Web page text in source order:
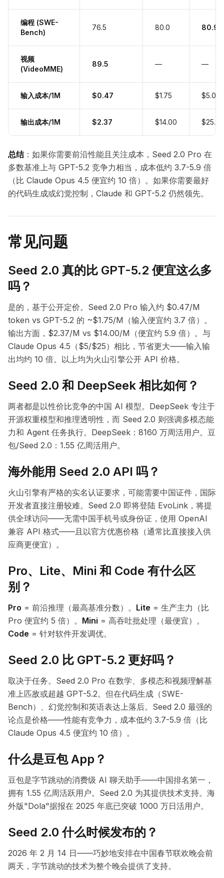
编程 (SWE-
Bench)
76.5 80.0 80.9
视频
(VideoMME)
89.5 — —
输入成本/1M $0.47 $1.75 $5.00
输出成本/1M $2.37 $14.00 $25.00
总结：如果你需要前沿性能且关注成本，Seed 2.0 Pro 在
多数基准上与 GPT-5.2 竞争力相当，成本低约 3.7-5.9 倍
（比 Claude Opus 4.5 便宜约 10 倍）。如果你需要最好
的代码生成或幻觉控制，Claude 和 GPT-5.2 仍然领先。
常见问题
Seed 2.0 真的比 GPT-5.2 便宜这么多
吗？
是的，基于公开定价。Seed 2.0 Pro 输入约 $0.47/M
token vs GPT-5.2 的 ~$1.75/M（输入便宜约 3.7 倍）。
输出方面，$2.37/M vs $14.00/M（便宜约 5.9 倍）。与
Claude Opus 4.5（$5/$25）相比，节省更大——输入输
出均约 10 倍。以上均为火山引擎公开 API 价格。
Seed 2.0 和 DeepSeek 相比如何？
两者都是以性价比竞争的中国 AI 模型。DeepSeek 专注于
开源权重模型和推理透明性，而 Seed 2.0 则强调多模态能
力和 Agent 任务执行。DeepSeek：8160 万周活用户。豆
包/Seed 2.0：1.55 亿周活用户。
海外能用 Seed 2.0 API 吗？
火山引擎有严格的实名认证要求，可能需要中国证件，国际
开发者直接注册较难。Seed 2.0 即将登陆 EvoLink，将提
供全球访问——无需中国手机号或身份证，使用 OpenAI
兼容 API 格式——且以官方优惠价格（通常比直接接入供
应商更便宜）。
Pro、Lite、Mini 和 Code 有什么区
别？
Pro = 前沿推理（最高基准分数）。 Lite = 生产主力（比
Pro 便宜约 5 倍）。 Mini = 高吞吐批处理（最便宜）。
Code = 针对软件开发调优。
Seed 2.0 比 GPT-5.2 更好吗？
取决于任务。Seed 2.0 Pro 在数学、多模态和视频理解基
准上匹敌或超越 GPT-5.2。但在代码生成（SWE-
Bench）、幻觉控制和英语表达上落后。Seed 2.0 最强的
论点是价格——性能有竞争力，成本低约 3.7-5.9 倍（比
Claude Opus 4.5 便宜约 10 倍）。
什么是豆包 App？
豆包是字节跳动的消费级 AI 聊天助手——中国排名第一，
拥有 1.55 亿周活跃用户。Seed 2.0 为其提供技术支持。海
外版"Dola"据报在 2025 年底已突破 1000 万日活用户。
Seed 2.0 什么时候发布的？
2026 年 2 月 14 日——巧妙地安排在中国春节联欢晚会前
两天，字节跳动的技术为整个晚会提供了支持。